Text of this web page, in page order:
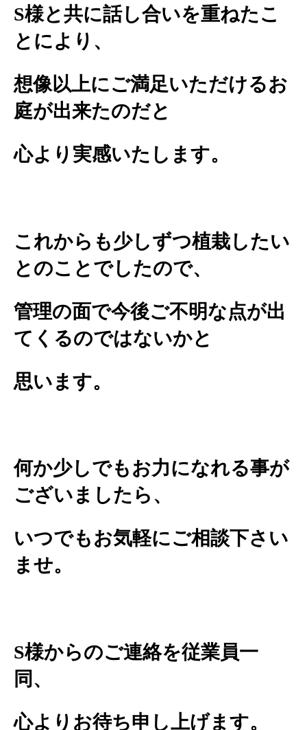
S様と共に話し合いを重ねたこ
とにより、
想像以上にご満足いただけるお
庭が出来たのだと
心より実感いたします。
これからも少しずつ植栽したい
とのことでしたので、
管理の面で今後ご不明な点が出
てくるのではないかと
思います。
何か少しでもお力になれる事が
ございましたら、
いつでもお気軽にご相談下さい
ませ。
S様からのご連絡を従業員一
同、
心よりお待ち申し上げます。